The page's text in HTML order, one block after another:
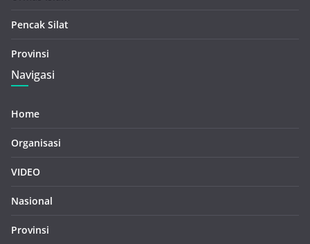
Pencak Silat
Provinsi
Navigasi
Home
Organisasi
VIDEO
Nasional
Provinsi